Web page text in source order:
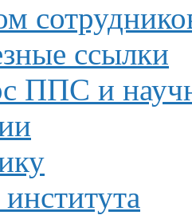
ссылки
ППС и